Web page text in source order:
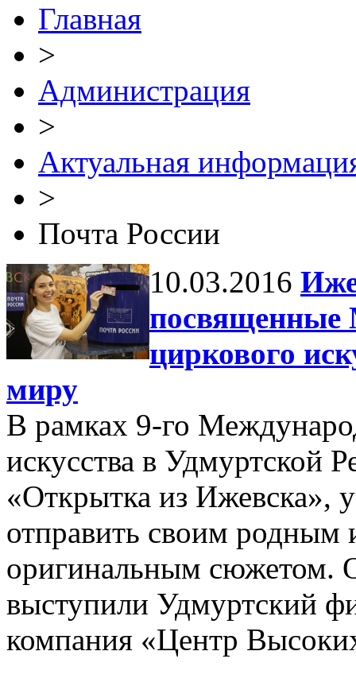
Главная
>
Администрация
>
Актуальная
>
Почта России
10.03.2016
посвященные
циркового
миру
В рамках 9-го
искусства в Удмуртской
«Открытка из Ижевска»,
отправить своим родным
оригинальным сюжетом.
выступили Удмуртский
компания «Центр